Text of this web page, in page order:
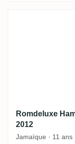
Romdeluxe
Romdeluxe
2012
Jamaïque · 11 ans